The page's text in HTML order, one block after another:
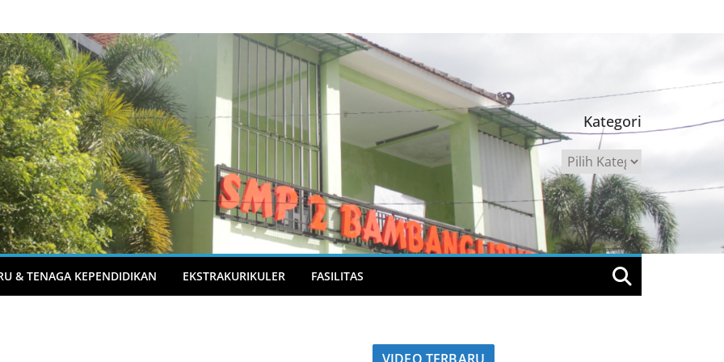
Kategori
Kategori
& TENAGA KEPENDIDIKAN EKSTRAKURIKULER FASILITAS